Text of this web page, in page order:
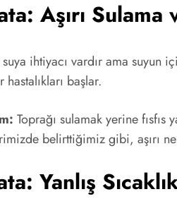
Aşırı
suya ihtiyacı vardır ama suyun
hastalıkları başlar.
Toprağı sulamak yerine fısfıs
belirttiğimiz gibi, aşırı
Yanlış